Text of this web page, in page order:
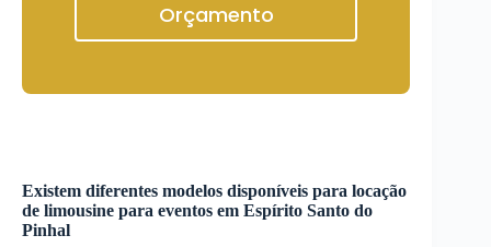
Orçamento
Existem diferentes modelos disponíveis para locação
de limousine para eventos em Espírito Santo do
Pinhal